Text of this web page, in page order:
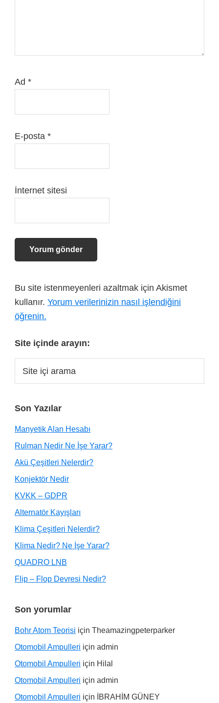
Ad *
E-posta *
İnternet sitesi
Bu site istenmeyenleri azaltmak için Akismet
kullanır. Yorum verilerinizin nasıl işlendiğini
öğrenin.
Site içinde arayın:
Son Yazılar
Manyetik Alan Hesabı
Rulman Nedir Ne İşe Yarar?
Akü Çeşitleri Nelerdir?
Konjektör Nedir
KVKK – GDPR
Alternatör Kayışları
Klima Çeşitleri Nelerdir?
Klima Nedir? Ne İşe Yarar?
QUADRO LNB
Flip – Flop Devresi Nedir?
Son yorumlar
Bohr Atom Teorisi için Theamazingpeterparker
Otomobil Ampulleri için admin
Otomobil Ampulleri için Hilal
Otomobil Ampulleri için admin
Otomobil Ampulleri için İBRAHİM GÜNEY